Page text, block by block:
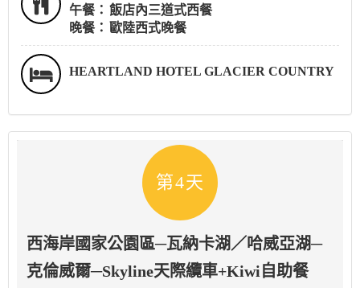
午餐： 飯店內三道式西餐
晚餐：
歐陸西式晚餐
HEARTLAND HOTEL GLACIER COUNTRY
第4天
西海岸國家公園區─瓦納卡湖／哈威亞湖─
克倫威爾─Skyline天際纜車+Kiwi自助餐